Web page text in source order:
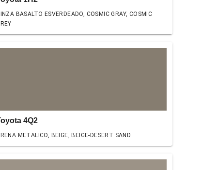
BASALTO ESVERDEADO, COSMIC GRAY, COSMIC
4Q2
METALICO, BEIGE, BEIGE-DESERT SAND